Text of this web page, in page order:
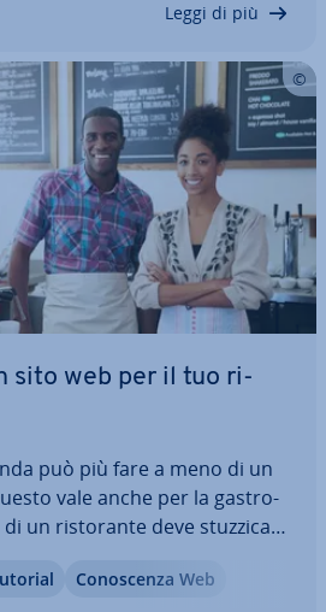
Leggi di più
sito web per il tuo ri­
può più fare a meno di un
vale anche per la ga­stro­
un ri­sto­ran­te deve stuz­zi­ca­
di apertura, mappa e sistema
Co­no­scen­za Web